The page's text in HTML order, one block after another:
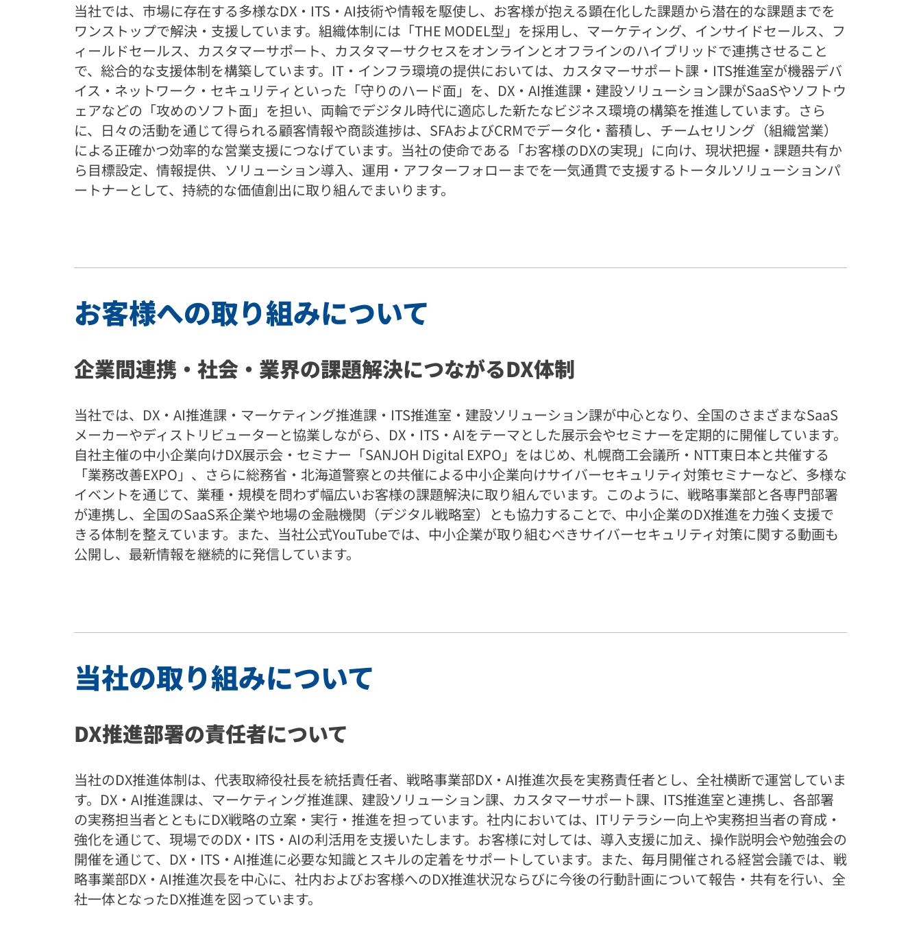
当社では、市場に存在する多様なDX・ITS・AI技術や情報を駆使し、お客様が抱える顕在化した課題から潜在的な課題までを
ワンストップで解決・支援しています。組織体制には「THE MODEL型」を採用し、マーケティング、インサイドセールス、フ
ィールドセールス、カスタマーサポート、カスタマーサクセスをオンラインとオフラインのハイブリッドで連携させること
で、総合的な支援体制を構築しています。IT・インフラ環境の提供においては、カスタマーサポート課・ITS推進室が機器デバ
イス・ネットワーク・セキュリティといった「守りのハード面」を、DX・AI推進課・建設ソリューション課がSaaSやソフトウ
ェアなどの「攻めのソフト面」を担い、両輪でデジタル時代に適応した新たなビジネス環境の構築を推進しています。さら
に、日々の活動を通じて得られる顧客情報や商談進捗は、SFAおよびCRMでデータ化・蓄積し、チームセリング（組織営業）
による正確かつ効率的な営業支援につなげています。当社の使命である「お客様のDXの実現」に向け、現状把握・課題共有か
ら目標設定、情報提供、ソリューション導入、運用・アフターフォローまでを一気通貫で支援するトータルソリューションパ
ートナーとして、持続的な価値創出に取り組んでまいります。
お客様への取り組みについて
企業間連携・社会・業界の課題解決につながるDX体制
当社では、DX・AI推進課・マーケティング推進課・ITS推進室・建設ソリューション課が中心となり、全国のさまざまなSaaS
メーカーやディストリビューターと協業しながら、DX・ITS・AIをテーマとした展示会やセミナーを定期的に開催しています。
自社主催の中小企業向けDX展示会・セミナー「SANJOH Digital EXPO」をはじめ、札幌商工会議所・NTT東日本と共催する
「業務改善EXPO」、さらに総務省・北海道警察との共催による中小企業向けサイバーセキュリティ対策セミナーなど、多様な
イベントを通じて、業種・規模を問わず幅広いお客様の課題解決に取り組んでいます。このように、戦略事業部と各専門部署
が連携し、全国のSaaS系企業や地場の金融機関（デジタル戦略室）とも協力することで、中小企業のDX推進を力強く支援で
きる体制を整えています。また、当社公式YouTubeでは、中小企業が取り組むべきサイバーセキュリティ対策に関する動画も
公開し、最新情報を継続的に発信しています。
当社の取り組みについて
DX推進部署の責任者について
当社のDX推進体制は、代表取締役社長を統括責任者、戦略事業部DX・AI推進次長を実務責任者とし、全社横断で運営していま
す。DX・AI推進課は、マーケティング推進課、建設ソリューション課、カスタマーサポート課、ITS推進室と連携し、各部署
の実務担当者とともにDX戦略の立案・実行・推進を担っています。社内においては、ITリテラシー向上や実務担当者の育成・
強化を通じて、現場でのDX・ITS・AIの利活用を支援いたします。お客様に対しては、導入支援に加え、操作説明会や勉強会の
開催を通じて、DX・ITS・AI推進に必要な知識とスキルの定着をサポートしています。また、毎月開催される経営会議では、戦
略事業部DX・AI推進次長を中心に、社内およびお客様へのDX推進状況ならびに今後の行動計画について報告・共有を行い、全
社一体となったDX推進を図っています。